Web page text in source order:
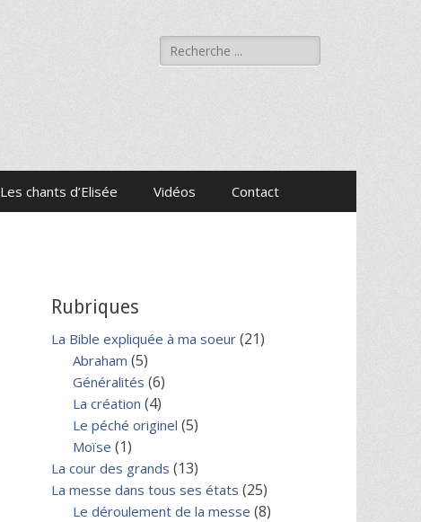
Rechercher :
Les chants d’Elisée Vidéos Contact
Rubriques
La Bible expliquée à ma soeur (21)
Abraham (5)
Généralités (6)
La création (4)
Le péché originel (5)
Moïse (1)
La cour des grands (13)
La messe dans tous ses états (25)
Le déroulement de la messe (8)